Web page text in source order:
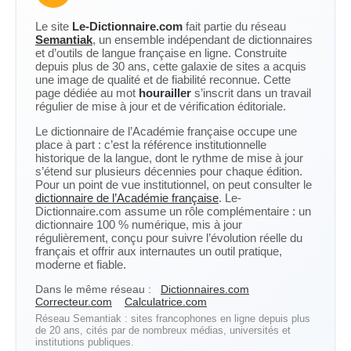
Le site Le-Dictionnaire.com fait partie du réseau
Semantiak, un ensemble indépendant de dictionnaires
et d’outils de langue française en ligne. Construite
depuis plus de 30 ans, cette galaxie de sites a acquis
une image de qualité et de fiabilité reconnue. Cette
page dédiée au mot hourailler s’inscrit dans un travail
régulier de mise à jour et de vérification éditoriale.
Le dictionnaire de l’Académie française occupe une
place à part : c’est la référence institutionnelle
historique de la langue, dont le rythme de mise à jour
s’étend sur plusieurs décennies pour chaque édition.
Pour un point de vue institutionnel, on peut consulter le
dictionnaire de l’Académie française. Le-
Dictionnaire.com assume un rôle complémentaire : un
dictionnaire 100 % numérique, mis à jour
régulièrement, conçu pour suivre l’évolution réelle du
français et offrir aux internautes un outil pratique,
moderne et fiable.
Dans le même réseau :
Dictionnaires.com
Correcteur.com
Calculatrice.com
Réseau Semantiak : sites francophones en ligne depuis plus
de 20 ans, cités par de nombreux médias, universités et
institutions publiques.